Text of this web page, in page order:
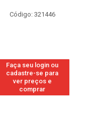
Código: 321446
Faça seu login ou
cadastre-se para
ver preços e
comprar